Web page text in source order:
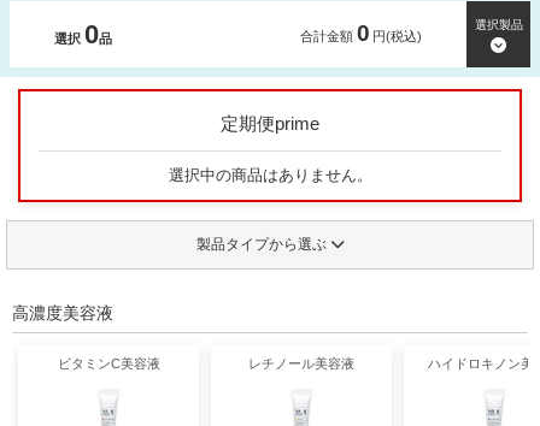
選択0品 合計金額0 円(税込)
選択製品
定期便prime
選択中の商品はありません。
製品タイプから選ぶ
高濃度美容液
ビタミンC美容液 レチノール美容液 ハイドロキノン美